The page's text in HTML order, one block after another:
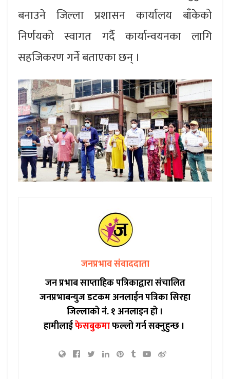
बनाउने जिल्ला प्रशासन कार्यालय बाँकेको
निर्णयको स्वागत गर्दै कार्यान्वयनका लागि
सहजिकरण गर्ने बताएका छन् ।
जनप्रभाव संवाददाता
जन प्रभाब साप्ताहिक पत्रिकाद्वारा संचालित
जनप्रभाबन्युज डटकम अनलाईन पत्रिका सिरहा
जिल्लाको नं. १ अनलाइन हो ।
हामीलाईफेसबुकमाफल्लो गर्न सक्नुहुन्छ ।